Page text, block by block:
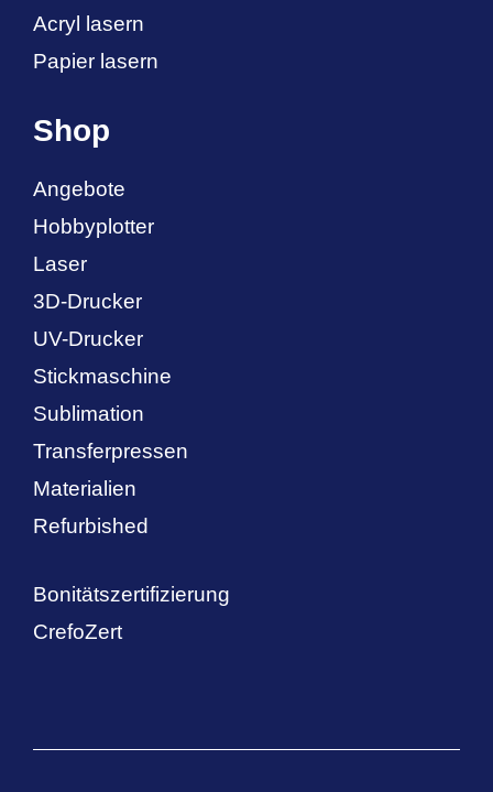
Acryl lasern
Papier lasern
Shop
Angebote
Hobbyplotter
Laser
3D-Drucker
UV-Drucker
Stickmaschine
Sublimation
Transferpressen
Materialien
Refurbished
Bonitätszertifizierung
CrefoZert